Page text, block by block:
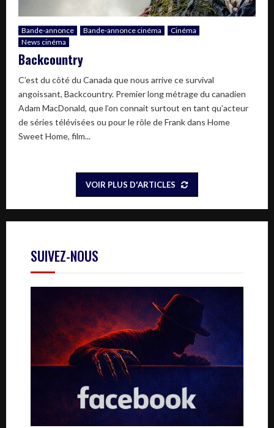
Bande-annonce Bande-annonce cinéma
Cinéma
News cinéma
Backcountry
C’est du côté du Canada que nous arrive ce survival
angoissant, Backcountry. Premier long métrage du canadien
Adam MacDonald, que l’on connait surtout en tant qu’acteur
de séries télévisées ou pour le rôle de Frank dans Home
Sweet Home, film...
VOIR PLUS D'ARTICLES
SUIVEZ-NOUS